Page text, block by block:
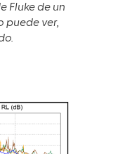
Fluke de un
puede ver,